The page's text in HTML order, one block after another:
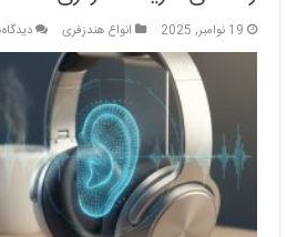
19 نوامبر, 2025 انواع هندزفری